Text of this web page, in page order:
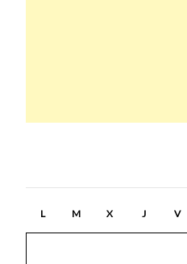
L M X J V